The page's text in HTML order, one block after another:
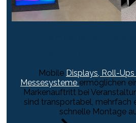
Mobile Displays, Roll-
Messesysteme ermöglichen
Markenauftritt bei
sind transportabel, mehrfach
schnelle Montage